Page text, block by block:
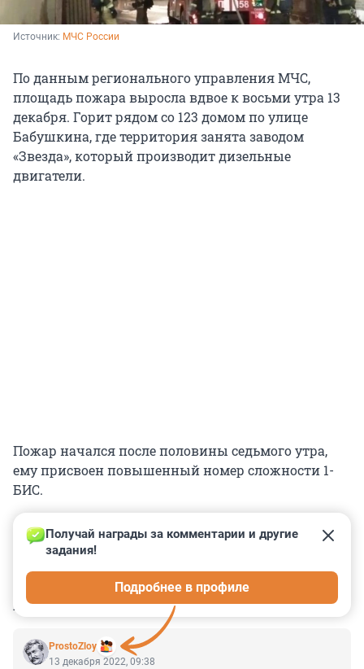
Источник: МЧС России
По данным регионального управления МЧС,
площадь пожара выросла вдвое к восьми утра 13
декабря. Горит рядом со 123 домом по улице
Бабушкина, где территория занята заводом
«Звезда», который производит дизельные
двигатели.
Пожар начался после половины седьмого утра,
ему присвоен повышенный номер сложности 1-
БИС.
КОММЕНТАРИИ 6
ProstoZloy
Получай награды за комментарии и другие
задания!
Подробнее в профиле
13 декабря 2022, 09:38